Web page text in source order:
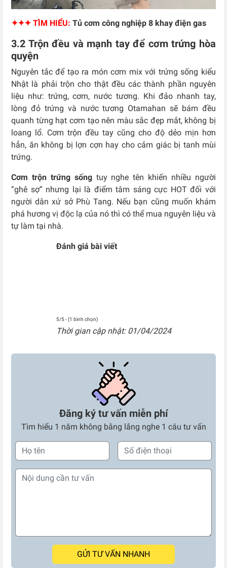
✦✦✦ TÌM HIỂU: Tủ cơm công nghiệp 8 khay điện gas
3.2 Trộn đều và mạnh tay để cơm trứng hòa
quyện
Nguyên tắc để tạo ra món cơm mix với trứng sống kiểu
Nhật là phải trộn cho thật đều các thành phần nguyên
liệu như: trứng, cơm, nước tương. Khi đảo nhanh tay,
lòng đỏ trứng và nước tương Otamahan sẽ bám đều
quanh từng hạt cơm tạo nên màu sắc đẹp mắt, không bị
loang lổ. Cơm trộn đều tay cũng cho độ dẻo mịn hơn
hẳn, ăn không bị lợn cợn hay cho cảm giác bị tanh mùi
trứng.
Cơm trộn trứng sốngtuy nghe tên khiến nhiều người
“ghê sợ” nhưng lại là điểm tâm sáng cực HOT đối với
người dân xứ sở Phù Tang. Nếu bạn cũng muốn khám
phá hương vị độc lạ của nó thì có thể mua nguyên liệu và
tự làm tại nhà.
Đánh giá bài viết
5/5 - (1 bình chọn)
Thời gian cập nhật: 01/04/2024
Đăng ký tư vấn miễn phí
Tìm hiểu 1 năm không bằng lắng nghe 1 câu tư vấn
GỬI TƯ VẤN NHANH